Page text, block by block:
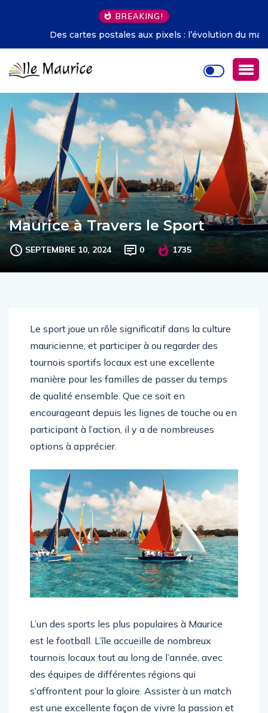
BREAKING!
Des cartes postales aux pixels : l’évolution du marketing
touristique
Maurice à Travers le Sport
Le sport joue un rôle significatif dans la culture
mauricienne, et participer à ou regarder des
tournois sportifs locaux est une excellente
manière pour les familles de passer du temps
de qualité ensemble. Que ce soit en
encourageant depuis les lignes de touche ou en
participant à l’action, il y a de nombreuses
L’un des sports les plus populaires à Maurice
est le football. L’île accueille de nombreux
tournois locaux tout au long de l’année, avec
des équipes de différentes régions qui
s’affrontent pour la gloire. Assister à un match